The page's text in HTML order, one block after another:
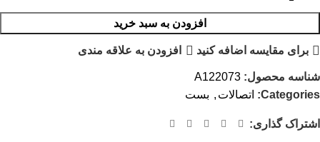
افزودن به سبد خرید
برای مقایسه اضافه کنید افزودن به علاقه مندی
شناسه محصول: A122073
Categories:
اتصالات , بست
اشتراک گذاری: